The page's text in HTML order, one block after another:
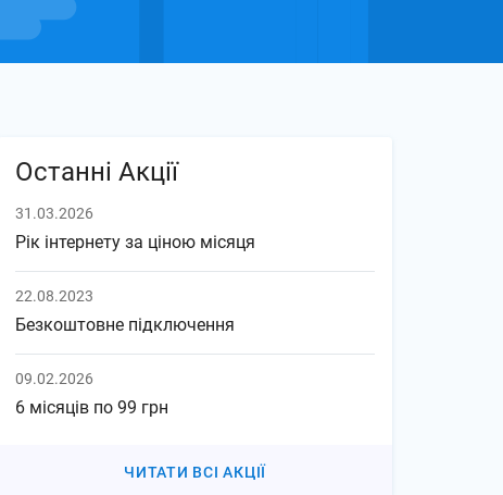
Останні Акції
31.03.2026
Рік інтернету за ціною місяця
22.08.2023
Безкоштовне підключення
09.02.2026
6 місяців по 99 грн
ЧИТАТИ ВСІ АКЦІЇ